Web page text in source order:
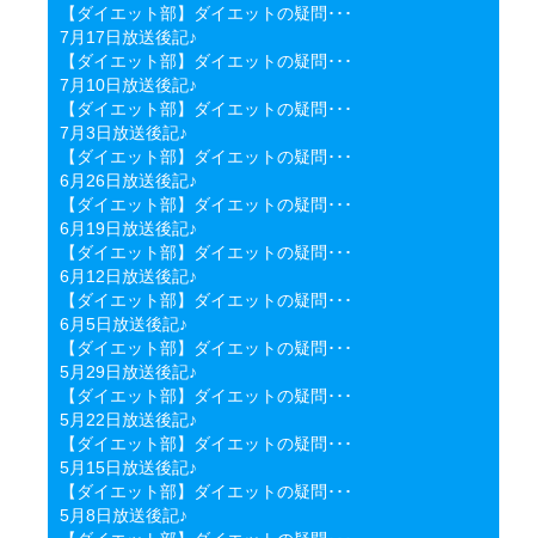
【ダイエット部】ダイエットの疑問･･･
7月17日放送後記♪
【ダイエット部】ダイエットの疑問･･･
7月10日放送後記♪
【ダイエット部】ダイエットの疑問･･･
7月3日放送後記♪
【ダイエット部】ダイエットの疑問･･･
6月26日放送後記♪
【ダイエット部】ダイエットの疑問･･･
6月19日放送後記♪
【ダイエット部】ダイエットの疑問･･･
6月12日放送後記♪
【ダイエット部】ダイエットの疑問･･･
6月5日放送後記♪
【ダイエット部】ダイエットの疑問･･･
5月29日放送後記♪
【ダイエット部】ダイエットの疑問･･･
5月22日放送後記♪
【ダイエット部】ダイエットの疑問･･･
5月15日放送後記♪
【ダイエット部】ダイエットの疑問･･･
5月8日放送後記♪